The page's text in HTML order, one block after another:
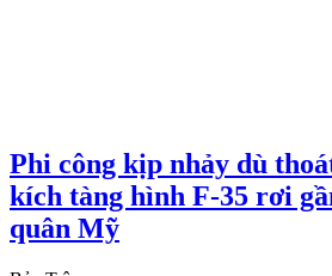
Phi công kịp nhảy dù
kích tàng hình F-35 rơi
quân Mỹ